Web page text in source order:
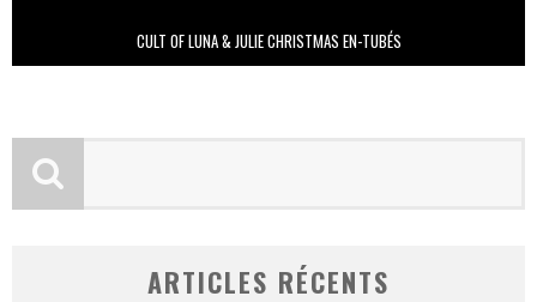
CULT OF LUNA & JULIE CHRISTMAS EN-TUBÉS
ARTICLES RÉCENTS